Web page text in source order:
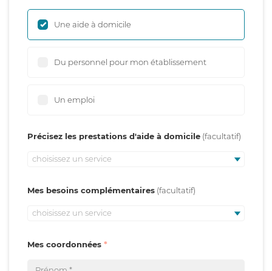
Une aide à domicile
Du personnel pour mon établissement
Un emploi
Précisez les prestations d'aide à domicile
choisissez un service
Mes besoins complémentaires
choisissez un service
Mes coordonnées